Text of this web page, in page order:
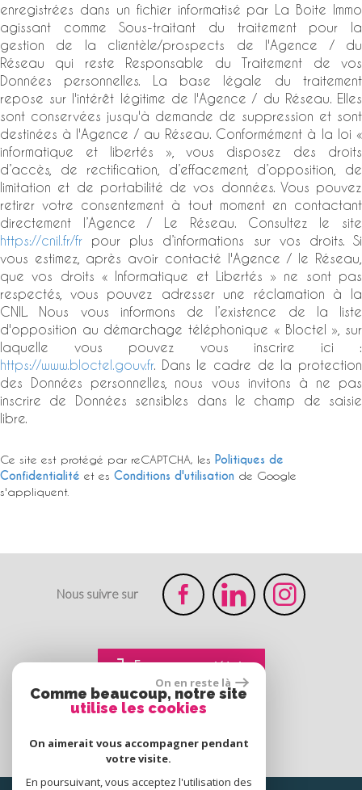
enregistrées dans un fichier informatisé par La Boite Immo
agissant comme Sous-traitant du traitement pour la
gestion de la clientèle/prospects de l'Agence / du
Réseau qui reste Responsable du Traitement de vos
Données personnelles. La base légale du traitement
repose sur l'intérêt légitime de l'Agence / du Réseau. Elles
sont conservées jusqu'à demande de suppression et sont
destinées à l'Agence / au Réseau. Conformément à la loi «
informatique et libertés », vous disposez des droits
d’accès, de rectification, d’effacement, d’opposition, de
limitation et de portabilité de vos données. Vous pouvez
retirer votre consentement à tout moment en contactant
directement l’Agence / Le Réseau. Consultez le site
https://cnil.fr/fr pour plus d’informations sur vos droits. Si
vous estimez, après avoir contacté l'Agence / le Réseau,
que vos droits « Informatique et Libertés » ne sont pas
respectés, vous pouvez adresser une réclamation à la
CNIL. Nous vous informons de l’existence de la liste
d'opposition au démarchage téléphonique « Bloctel », sur
laquelle vous pouvez vous inscrire ici :
https://www.bloctel.gouv.fr. Dans le cadre de la protection
des Données personnelles, nous vous invitons à ne pas
inscrire de Données sensibles dans le champ de saisie
libre.
Ce site est protégé par reCAPTCHA, les Politiques de
Confidentialité et es Conditions d'utilisation de Google
s'appliquent.
Nous suivre sur
Espace propriétaire
On en reste là
Comme beaucoup, notre site
utilise les cookies
On aimerait vous accompagner pendant
votre visite.
En poursuivant, vous acceptez l'utilisation des